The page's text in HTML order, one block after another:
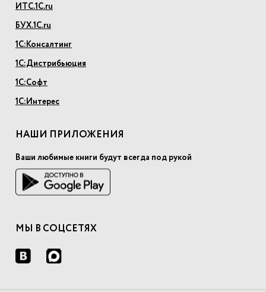
ИТС.1С.ru
БУХ.1С.ru
1С:Консалтинг
1С:Дистрибьюция
1С:Софт
1С:Интерес
НАШИ ПРИЛОЖЕНИЯ
Ваши любимые книги будут всегда под рукой
МЫ В СОЦСЕТЯХ